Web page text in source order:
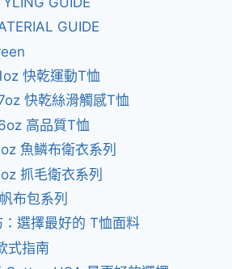
GUIDE
快乾運動T恤
快乾絲滑觸感T恤
高品質T恤
魚鱗布衛衣系列
抓毛衛衣系列
布包系列
選擇最好的 T恤面料
式指南